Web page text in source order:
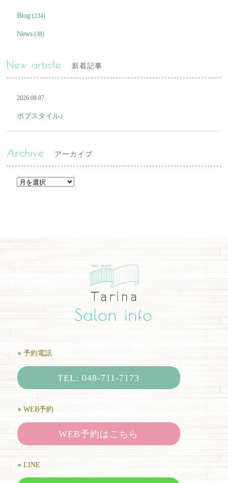
Blog (234)
News (38)
New article 新着記事
2026.08.07:
ボブスタイル♪
Archive アーカイブ
Salon info
● 予約電話
TEL: 048-711-7173
● WEB予約
WEB予約はこちら
● LINE